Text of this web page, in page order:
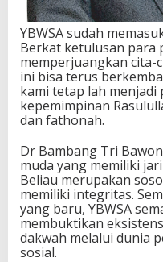
YBWSA sudah
Berkat ketulusan para
memperjuangkan cita-
ini bisa terus
kami tetap lah menjadi
kepemimpinan
dan fathonah.
Dr Bambang Tri
muda yang memiliki
Beliau merupakan
memiliki integritas.
yang baru, YBWSA
membuktikan
dakwah melalui dunia
sosial.